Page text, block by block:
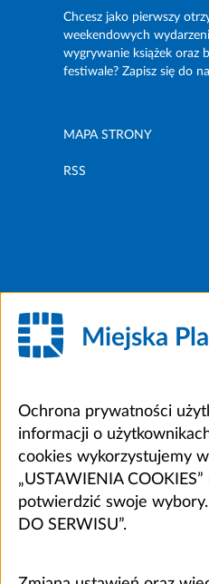
Chcesz jako pierwszy
weekendowych
wygrywanie książek oraz
festiwale? Zapisz się do
MAPA STRONY
RSS
Miejska
Ochrona prywatności
informacji o
cookies wykorzystujemy
„USTAWIENIA
potwierdzić swoje
DO SERWISU”.